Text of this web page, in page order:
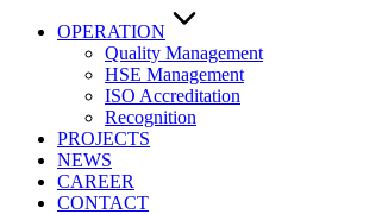
OPERATION
Quality Management
HSE Management
ISO Accreditation
Recognition
PROJECTS
NEWS
CAREER
CONTACT